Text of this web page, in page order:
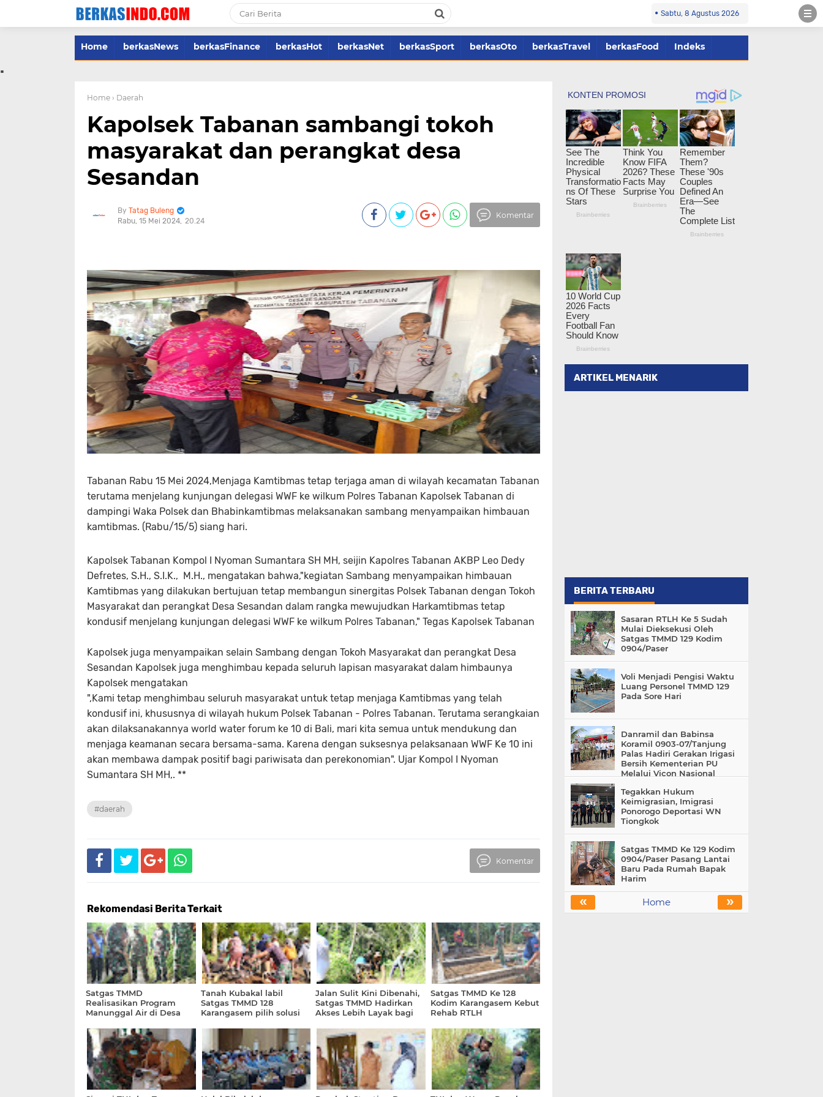
Sabtu, 8 Agustus 2026
Home berkasNews berkasFinance berkasHot berkasNet berkasSport berkasOto berkasTravel berkasFood Indeks
.
Home › Daerah
Kapolsek Tabanan sambangi tokoh
masyarakat dan perangkat desa
Sesandan
Tatag Buleng
Rabu, 15 Mei 2024 20.24
Komentar
Tabanan Rabu 15 Mei 2024,Menjaga Kamtibmas tetap terjaga aman di wilayah kecamatan Tabanan
terutama menjelang kunjungan delegasi WWF ke wilkum Polres Tabanan Kapolsek Tabanan di
dampingi Waka Polsek dan Bhabinkamtibmas melaksanakan sambang menyampaikan himbauan
kamtibmas. (Rabu/15/5) siang hari.
Kapolsek Tabanan Kompol I Nyoman Sumantara SH MH, seijin Kapolres Tabanan AKBP Leo Dedy
Defretes, S.H., S.I.K., M.H., mengatakan bahwa,"kegiatan Sambang menyampaikan himbauan
Kamtibmas yang dilakukan bertujuan tetap membangun sinergitas Polsek Tabanan dengan Tokoh
Masyarakat dan perangkat Desa Sesandan dalam rangka mewujudkan Harkamtibmas tetap
kondusif menjelang kunjungan delegasi WWF ke wilkum Polres Tabanan," Tegas Kapolsek Tabanan
Kapolsek juga menyampaikan selain Sambang dengan Tokoh Masyarakat dan perangkat Desa
Sesandan Kapolsek juga menghimbau kepada seluruh lapisan masyarakat dalam himbaunya
Kapolsek mengatakan
",Kami tetap menghimbau seluruh masyarakat untuk tetap menjaga Kamtibmas yang telah
kondusif ini, khususnya di wilayah hukum Polsek Tabanan - Polres Tabanan. Terutama serangkaian
akan dilaksanakannya world water forum ke 10 di Bali, mari kita semua untuk mendukung dan
menjaga keamanan secara bersama-sama. Karena dengan suksesnya pelaksanaan WWF Ke 10 ini
akan membawa dampak positif bagi pariwisata dan perekonomian". Ujar Kompol I Nyoman
Sumantara SH MH,. **
#daerah
Komentar
Rekomendasi Berita Terkait
Satgas TMMD
Realisasikan Program
Manunggal Air di Desa
Tanah Kubakal labil
Satgas TMMD 128
Karangasem pilih solusi
Saluran Beton Cyclop
Jalan Sulit Kini Dibenahi,
Satgas TMMD Hadirkan
Akses Lebih Layak bagi
Satgas TMMD Ke 128
Kodim Karangasem Kebut
Rehab RTLH
ARTIKEL MENARIK
BERITA TERBARU
Sasaran RTLH Ke 5 Sudah
Mulai Dieksekusi Oleh
Satgas TMMD 129 Kodim
0904/Paser
Voli Menjadi Pengisi Waktu
Luang Personel TMMD 129
Pada Sore Hari
Danramil dan Babinsa
Koramil 0903-07/Tanjung
Palas Hadiri Gerakan Irigasi
Bersih Kementerian PU
Melalui Vicon Nasional
Tegakkan Hukum
Keimigrasian, Imigrasi
Ponorogo Deportasi WN
Tiongkok
Satgas TMMD Ke 129 Kodim
0904/Paser Pasang Lantai
Baru Pada Rumah Bapak
Harim
« »
Home